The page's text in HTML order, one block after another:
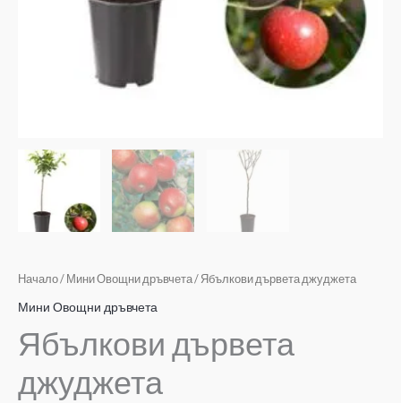
Начало/ Мини Овощни дръвчета/ Ябълкови дървета джуджета
Мини Овощни дръвчета
Ябълкови дървета
джуджета